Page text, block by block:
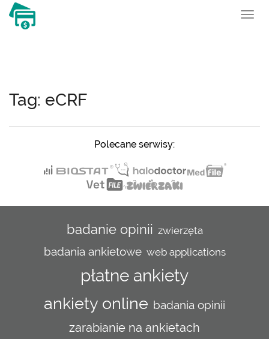
Tag: eCRF
Polecane serwisy:
badanie opinii zwierzęta
badania ankietowe web applications
płatne ankiety
ankiety online badania opinii
zarabianie na ankietach